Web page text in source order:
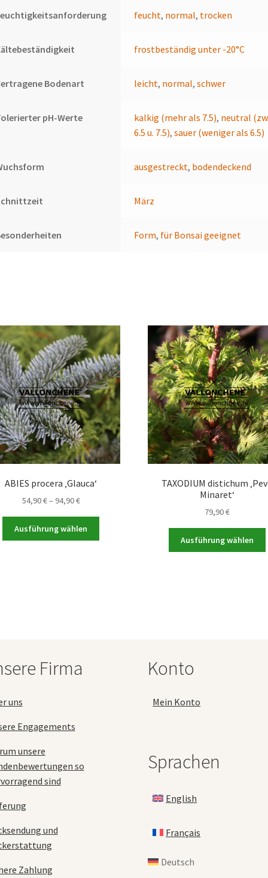
feucht, normal, trocken
frostbeständig unter -20°C
Bodenart leicht, normal,schwer
pH-Werte kalkig (mehr als 7.5), neutral
6.5 u. 7.5),sauer (weniger als 6.5)
ausgestreckt, bodendeckend
März
Form, für Bonsai geeignet
ABIES procera ‚Glauca‘
54,90€– 94,90€Preisspanne:
bis
94,90 €
Ausführung wählen
TAXODIUM distichum
Minaret‘
79,90€
Ausführung wählen
Firma
uns
Engagements
unsere
so
sind
und
Zahlung
Konto
Mein Konto
Sprachen
English
Français
Deutsch